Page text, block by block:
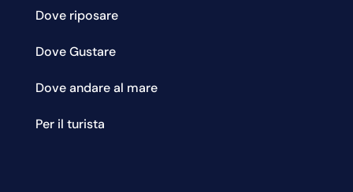
Dove riposare
Dove Gustare
Dove andare al mare
Per il turista